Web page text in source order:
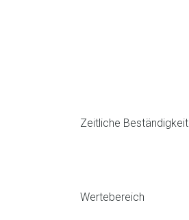
Zeitliche Beständigkeit
Wertebereich